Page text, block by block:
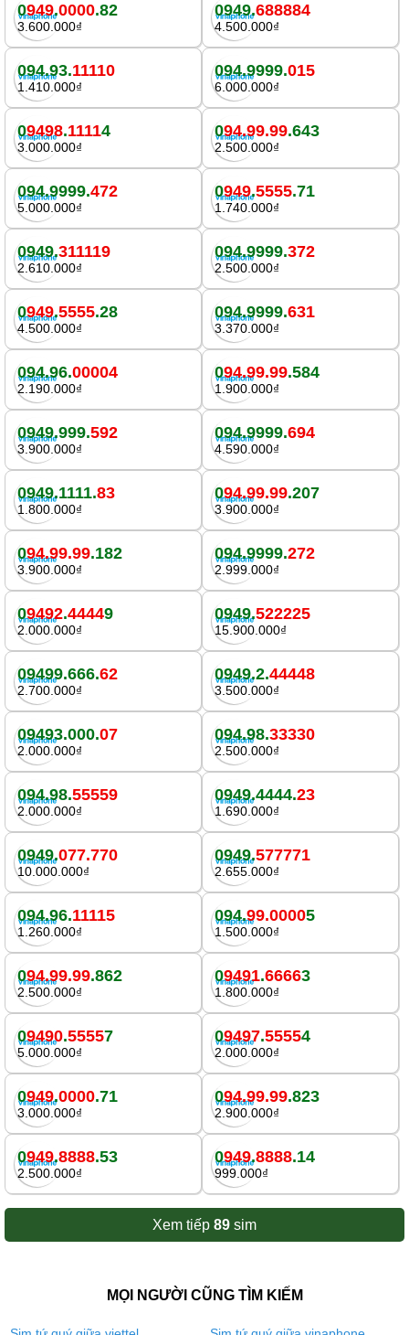
0949.0000.82
3.600.000₫
0949.688884
4.500.000₫
094.93.11110
1.410.000₫
094.9999.015
6.000.000₫
09498.11114
3.000.000₫
094.99.99.643
2.500.000₫
094.9999.472
5.000.000₫
0949.5555.71
1.740.000₫
0949.311119
2.610.000₫
094.9999.372
2.500.000₫
0949.5555.28
4.500.000₫
094.9999.631
3.370.000₫
094.96.00004
2.190.000₫
094.99.99.584
1.900.000₫
0949.999.592
3.900.000₫
094.9999.694
4.590.000₫
0949.1111.83
1.800.000₫
094.99.99.207
3.900.000₫
094.99.99.182
3.900.000₫
094.9999.272
2.999.000₫
09492.44449
2.000.000₫
0949.522225
15.900.000₫
09499.666.62
2.700.000₫
0949.2.44448
3.500.000₫
09493.000.07
2.000.000₫
094.98.33330
2.500.000₫
094.98.55559
2.000.000₫
0949.4444.23
1.690.000₫
0949.077.770
10.000.000₫
0949.577771
2.655.000₫
094.96.11115
1.260.000₫
094.99.00005
1.500.000₫
094.99.99.862
2.500.000₫
09491.66663
1.800.000₫
09490.55557
5.000.000₫
09497.55554
2.000.000₫
0949.0000.71
3.000.000₫
094.99.99.823
2.900.000₫
0949.8888.53
2.500.000₫
0949.8888.14
999.000₫
Xem tiếp 89 sim
MỌI NGƯỜI CŨNG TÌM KIẾM